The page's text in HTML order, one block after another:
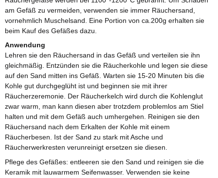
am Gefäß zu vermeiden, verwenden sie immer Räuchersand,
vornehmlich Muschelsand. Eine Portion von ca.200g erhalten sie
beim Kauf des Gefäßes dazu.
Anwendung
Lehren sie den Räuchersand in das Gefäß und verteilen sie ihn
gleichmäßig. Entzünden sie die Räucherkohle und legen sie diese
auf den Sand mitten ins Gefäß. Warten sie 15-20 Minuten bis die
Kohle gut durchgeglüht ist und beginnen sie mit ihrer
Räucherzeremonie. Der Räucherkelch wird durch die Kohlenglut
zwar warm, man kann diesen aber trotzdem problemlos am Stiel
halten und mit dem Gefäß auch umhergehen. Reinigen sie den
Räuchersand nach dem Erkalten der Kohle mit einem
Räucherbesen. Ist der Sand zu stark mit Asche und
Räucherwerkresten verunreinigt ersetzen sie diesen.
Pflege des Gefäßes: entleeren sie den Sand und reinigen sie die
Keramik mit lauwarmem Seifenwasser. Verwenden sie keine